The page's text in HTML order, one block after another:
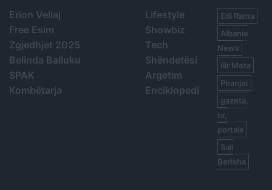
Erion Veliaj
Free Esim
Zgjedhjet 2025
Belinda Balluku
SPAK
Kombëtarja
Lifestyle
Showbiz
Tech
Shëndetësi
Argetim
Enciklopedi
Edi Rama
Albania
News
Ilir Meta
Piranjat
gazeta,
tv,
portale
Sali
Berisha